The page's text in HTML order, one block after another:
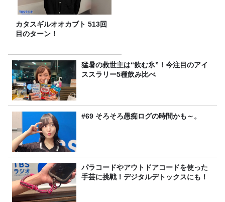
カタスギルオオカブト 513回
目のターン！
猛暑の救世主は“飲む氷”！今注目のアイ
ススラリー5種飲み比べ
#69 そろそろ愚痴ログの時間かも～。
パラコードやアウトドアコードを使った
手芸に挑戦！デジタルデトックスにも！